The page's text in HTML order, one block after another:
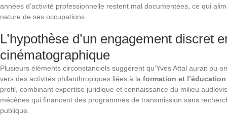
années d’activité professionnelle restent mal documentées, ce qui
nature de ses occupations.
L’hypothèse d’un engagement discret
cinématographique
Plusieurs éléments circonstanciels suggèrent qu’Yves Attal aurait pu
vers des activités philanthropiques liées à la formation et
profil, combinant expertise juridique et connaissance du milieu
mécènes qui financent des programmes de transmission sans
publique.